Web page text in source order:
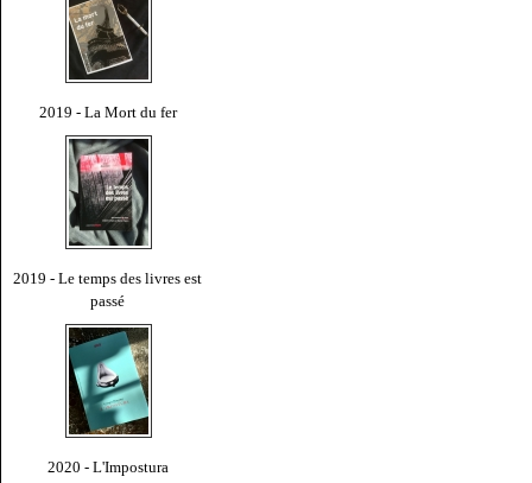
2019 - La Mort du fer
2019 - Le temps des livres est
passé
2020 - L'Impostura